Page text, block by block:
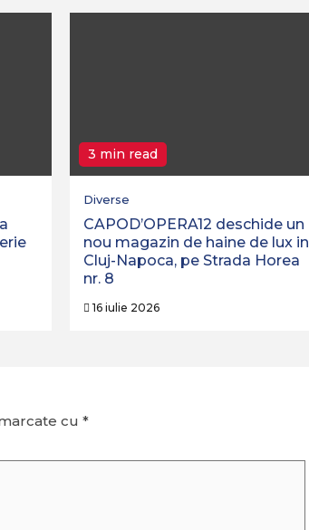
3 min read
Diverse
CAPOD’OPERA12 deschide un
nou magazin de haine de lux in
Cluj-Napoca, pe Strada Horea
nr. 8
16 iulie 2026
cu *